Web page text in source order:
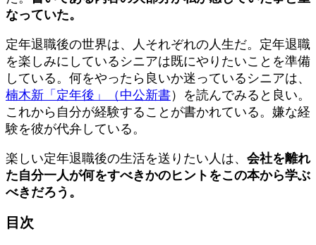
なっていた。
定年退職後の世界は、人それぞれの人生だ。定年退職
を楽しみにしているシニアは既にやりたいことを準備
している。何をやったら良いか迷っているシニアは、
楠木新「定年後」（中公新書）を読んでみると良い。
これから自分が経験することが書かれている。嫌な経
験を彼が代弁している。
楽しい定年退職後の生活を送りたい人は、 会社を離れ
た自分一人が何をすべきかのヒントをこの本から学ぶ
べきだろう。
目次